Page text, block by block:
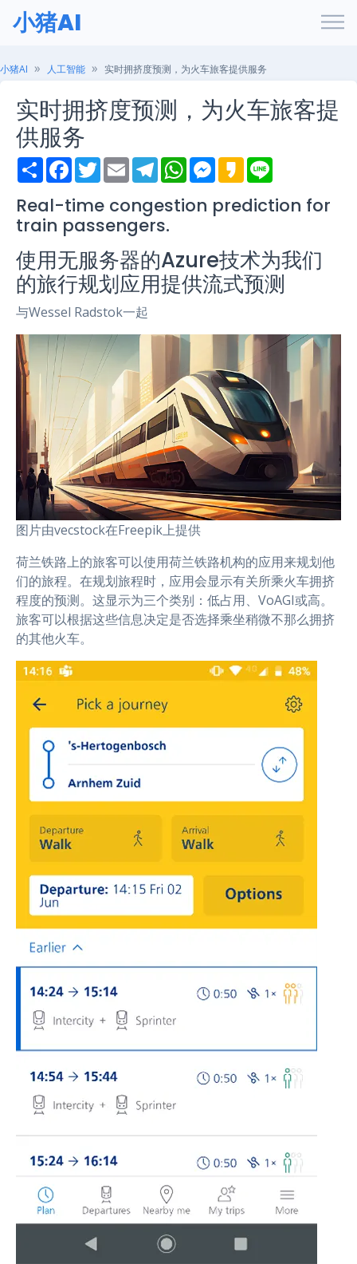
小猪AI
小猪AI 人工智能 实时拥挤度预测，为火车旅客提供服务
实时拥挤度预测，为火车旅客提
供服务
S
h
r
e
F
a
e
b
o
k
T
w
t
t
e
E
m
i
l
T
e
e
g
r
m
W
h
t
s
p
M
e
s
e
e
r
K
a
a
o
e
Real-time congestion prediction for
train passengers.
使用无服务器的Azure技术为我们
的旅行规划应用提供流式预测
与Wessel Radstok一起
图片由vecstock在Freepik上提供
荷兰铁路上的旅客可以使用荷兰铁路机构的应用来规划他
们的旅程。在规划旅程时，应用会显示有关所乘火车拥挤
程度的预测。这显示为三个类别：低占用、VoAGI或高。
旅客可以根据这些信息决定是否选择乘坐稍微不那么拥挤
的其他火车。